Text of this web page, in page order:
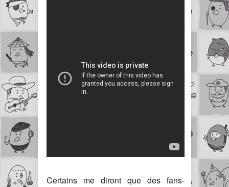
Certains me diront que des fans-